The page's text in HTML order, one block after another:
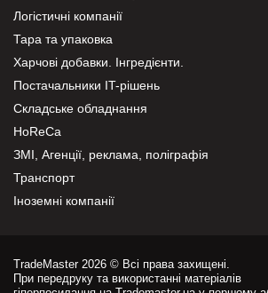
Логістичні компанії
Тара та упаковка
Харчові добавки. Інгредієнти.
Постачальники IT-рішень
Складське обладнання
HoReCa
ЗМІ, Агенції, реклама, поліграфія
Транспорт
Іноземні компанії
TradeMaster 2026 © Всі права захищені.
При передруку та використанні матеріалів